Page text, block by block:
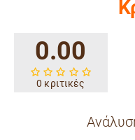
0.00
0 κριτικές